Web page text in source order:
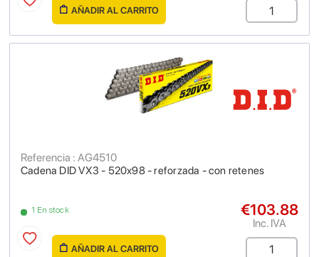
AÑADIR AL CARRITO
Cadena DID VX3 - 520x98 - reforzada - con retenes
Referencia : AG4510
1 En stock €103.88
Inc. IVA
AÑADIR AL CARRITO